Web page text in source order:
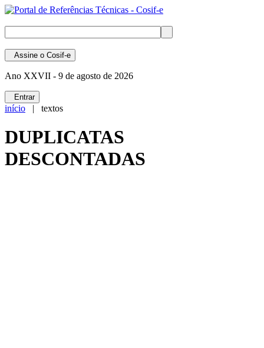
Assine o Cosif-e
Ano XXVII - 9 de agosto de 2026
Entrar
início | textos
DUPLICATAS
DESCONTADAS